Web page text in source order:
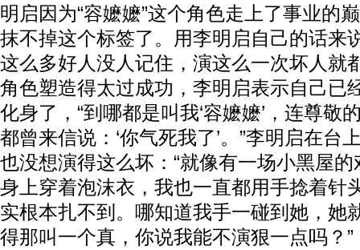
明启因为“容嬷嬷”这个角色走上了事业的
抹不掉这个标签了。用李明启自己的话来
这么多好人没人记住，演这么一次坏人就
角色塑造得太过成功，李明启表示自己已
化身了，“到哪都是叫我‘容嬷嬷’，连尊敬
都曾来信说：‘你气死我了’。”李明启在台
也没想演得这么坏：“就像有一场小黑屋
身上穿着泡沫衣，我也一直都用手捻着针
实根本扎不到。哪知道我手一碰到她，她
得那叫一个真，你说我能不演狠一点吗？”